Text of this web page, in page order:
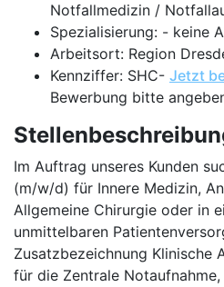
Notfallmedizin /
Spezialisierung: - keine
Arbeitsort: Region
Kennziffer: SHC- Jetzt
Bewerbung bitte
Im Auftrag unseres Kunden
(m/w/d) für Innere Medizin,
Allgemeine Chirurgie oder in
unmittelbaren
Zusatzbezeichnung Klinische
für die Zentrale